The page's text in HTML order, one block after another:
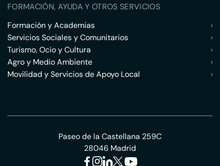
FORMACIÓN, AYUDA Y OTROS SERVICIOS
Formación y Academias
›
Servicios Sociales y Comunitarios
›
Turismo, Ocio y Cultura
›
Agro y Medio Ambiente
›
Movilidad y Servicios de Apoyo Local
›
Paseo de la Castellana 259C
28046 Madrid